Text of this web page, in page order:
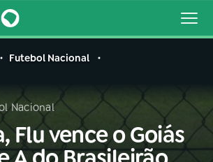
Futebol Nacional
Nacional
Flu vence o Goiás